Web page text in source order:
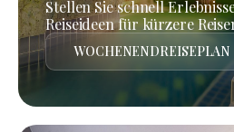
Stellen Sie schnell
Reiseideen für kürzere
WOCHENENDREISEPLAN